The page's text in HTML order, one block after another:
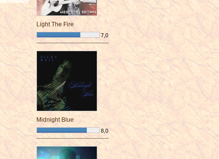
Light The Fire
7,0
¯¯¯¯¯¯¯¯¯¯¯¯¯¯¯¯¯¯¯¯¯¯¯¯
Midnight Blue
8,0
¯¯¯¯¯¯¯¯¯¯¯¯¯¯¯¯¯¯¯¯¯¯¯¯